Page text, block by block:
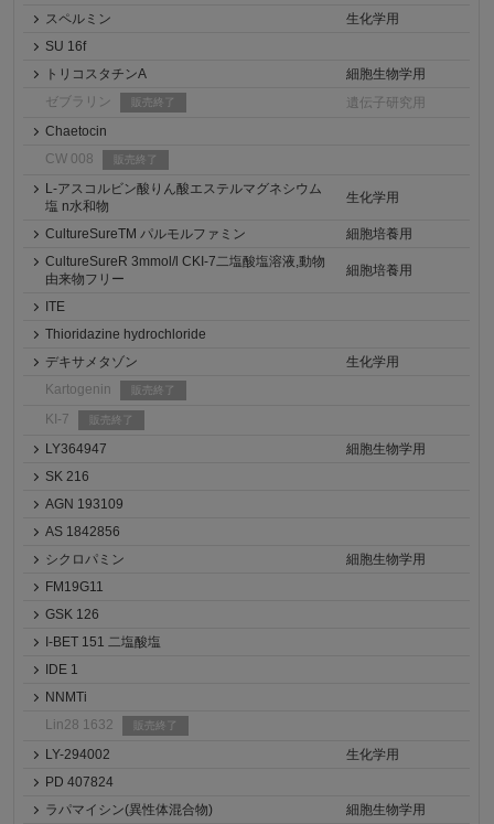
スペルミン
生化学用
SU 16f
トリコスタチンA
細胞生物学用
ゼブラリン
販売終了
遺伝子研究用
Chaetocin
CW 008
販売終了
L-アスコルビン酸りん酸エステルマグネシウム
塩 n水和物
生化学用
CultureSureTM パルモルファミン
細胞培養用
CultureSureR 3mmol/l CKI-7二塩酸塩溶液,動物
由来物フリー
細胞培養用
ITE
Thioridazine hydrochloride
デキサメタゾン
生化学用
Kartogenin
販売終了
KI-7 販売終了
LY364947
細胞生物学用
SK 216
AGN 193109
AS 1842856
シクロパミン
細胞生物学用
FM19G11
GSK 126
I-BET 151 二塩酸塩
IDE 1
NNMTi
Lin28 1632
販売終了
LY-294002
生化学用
PD 407824
ラパマイシン(異性体混合物)
細胞生物学用